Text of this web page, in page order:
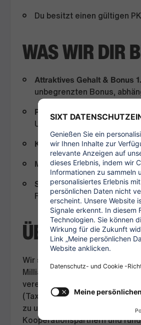
Du besitzt einen gültigen
WAS WIR DIR
Attraktives Gehalt & Bonus
unbegrenzten Bonus,
Planungssicherheit & Urlaub
40
KarrierechancenWir
Mitarbeitervorteile Rabatte
Sicherer Job & Extras
Feiertagsarbeit
ÜBER UNS:
Wir sind ein weltweit
Milliarden Euro und rund
vereint unsere Produkte SIXT
(Taxi-, Fahr- und
zu unserer Flotte von 350.000
Kooperationspartnern und